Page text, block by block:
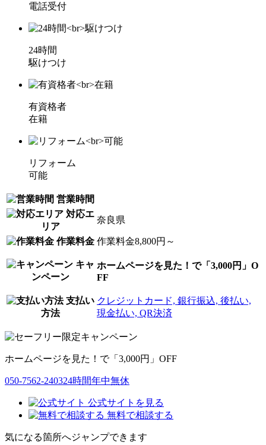
電話受付
24時間
駆けつけ
有資格者
在籍
リフォーム
可能
営業時間
対応エ
リア
奈良県
作業料金 作業料金8,800円～
キャ
ンペーン
ホームページを見た！で「3,000円」O
FF
支払い
方法
クレジットカード, 銀行振込, 後払い,
現金払い, QR決済
ホームページを見た！で「3,000円」OFF
050-7562-240324時間年中無休
公式サイトを見る
無料で相談する
気になる箇所へジャンプできます